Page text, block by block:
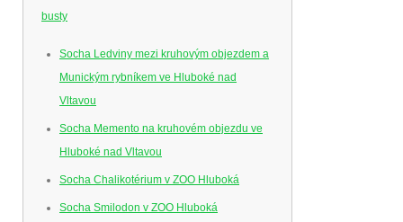
busty
Socha Ledviny mezi kruhovým objezdem a
Munickým rybníkem ve Hluboké nad
Vltavou
Socha Memento na kruhovém objezdu ve
Hluboké nad Vltavou
Socha Chalikotérium v ZOO Hluboká
Socha Smilodon v ZOO Hluboká